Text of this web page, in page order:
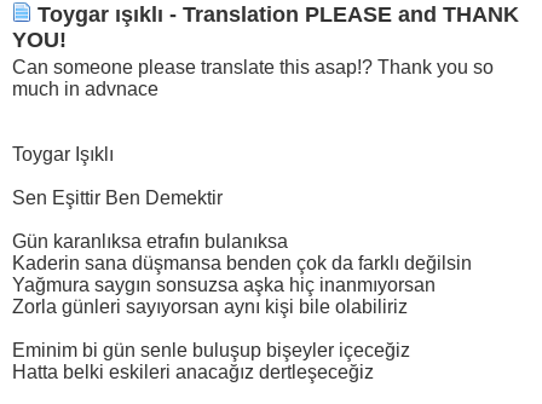
Toygar ışıklı - Translation PLEASE and THANK
YOU!
Can someone please translate this asap!? Thank you so
much in advnace
Toygar Işıklı
Sen Eşittir Ben Demektir
Gün karanlıksa etrafın bulanıksa
Kaderin sana düşmansa benden çok da farklı değilsin
Yağmura saygın sonsuzsa aşka hiç inanmıyorsan
Zorla günleri sayıyorsan aynı kişi bile olabiliriz
Eminim bi gün senle buluşup bişeyler içeceğiz
Hatta belki eskileri anacağız dertleşeceğiz